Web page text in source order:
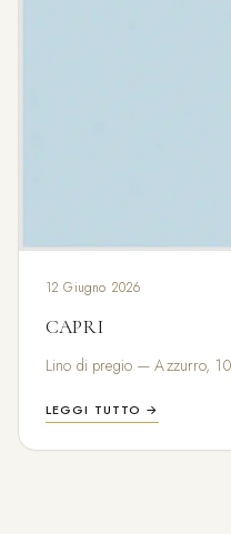
12 Giugno 2026
CAPRI
Lino di pregio — Azzurro,
LEGGI TUTTO →